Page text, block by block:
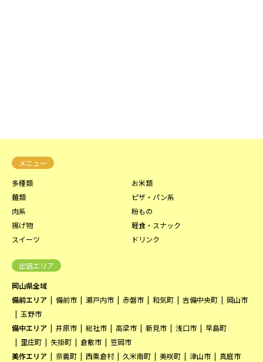
メニュー
多種類
お米類
麺類
ピザ・パン系
肉系
粉もの
揚げ物
軽食・スナック
スイーツ
ドリンク
出店エリア
岡山県全域
備前エリア
備前市 瀬戸内市 赤磐市 和気町 吉備中央町
岡山市
玉野市
備中エリア
井原市 総社市 高梁市 新見市 浅口市
早島町
里庄町
矢掛町 倉敷市
笠岡市
美作エリア
奈義町 西粟倉村 久米南町 美咲町 津山市
真庭市